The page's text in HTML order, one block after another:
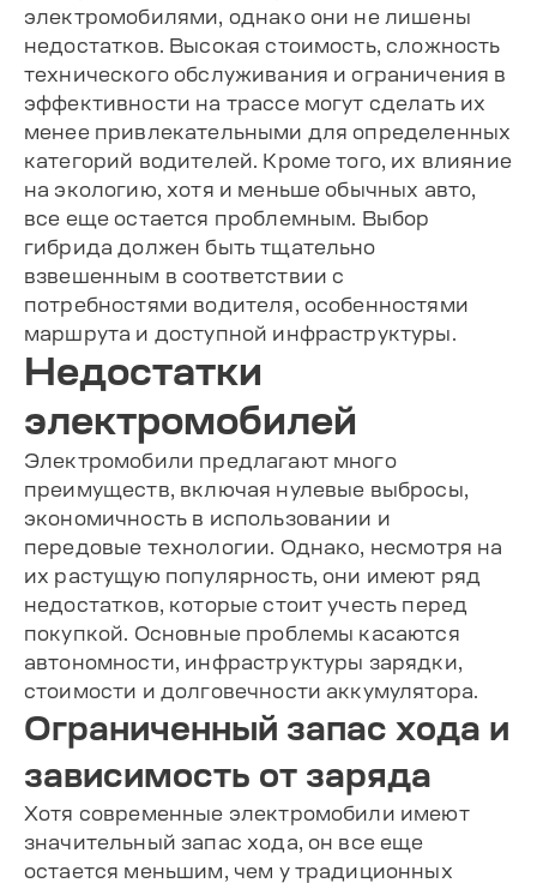
электромобилями, однако они не лишены
недостатков. Высокая стоимость, сложность
технического обслуживания и ограничения в
эффективности на трассе могут сделать их
менее привлекательными для определенных
категорий водителей. Кроме того, их влияние
на экологию, хотя и меньше обычных авто,
все еще остается проблемным. Выбор
гибрида должен быть тщательно
взвешенным в соответствии с
потребностями водителя, особенностями
маршрута и доступной инфраструктуры.
Недостатки
электромобилей
Электромобили предлагают много
преимуществ, включая нулевые выбросы,
экономичность в использовании и
передовые технологии. Однако, несмотря на
их растущую популярность, они имеют ряд
недостатков, которые стоит учесть перед
покупкой. Основные проблемы касаются
автономности, инфраструктуры зарядки,
стоимости и долговечности аккумулятора.
Ограниченный запас хода и
зависимость от заряда
Хотя современные электромобили имеют
значительный запас хода, он все еще
остается меньшим, чем у традиционных